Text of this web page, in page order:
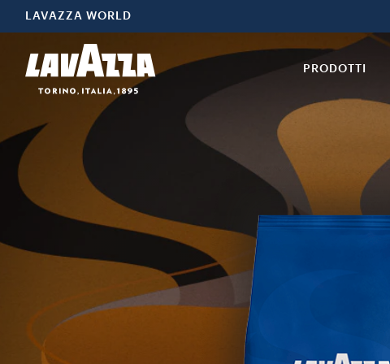
LAVAZZA WORLD
PRODOTTI